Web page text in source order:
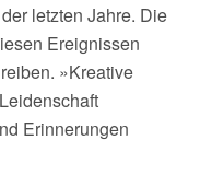
letzten Jahre. Die
Ereignissen
»Kreative
Erinnerungen